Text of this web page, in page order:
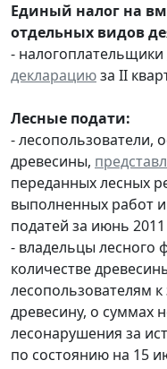
Единый налог на
отдельных видов
- налогоплательщики
декларациюза II
Лесные подати:
- лесопользователи,
древесины,
переданных лесных
выполненных работ и
податей за июнь 2011
- владельцы лесного
количестве
лесопользователям к
древесину, о суммах
лесонарушения за
по состоянию на 15